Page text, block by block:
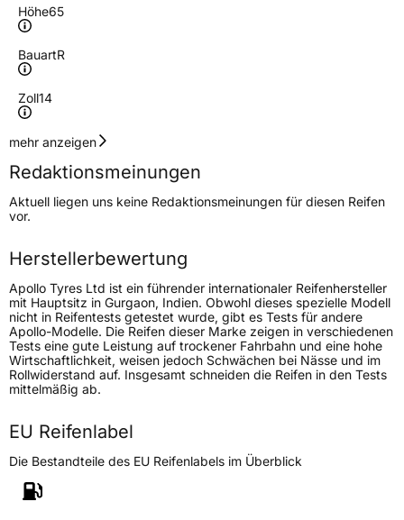
Höhe65
BauartR
Zoll14
Geschwindigkeitsindex
Höchstgeschwindigkeit
190 km/h
Lastindex79
Höchstlast437 kg
Gewicht (in kg) 5,55 kg
Generelle Merkmale
FahrzeugtypPKW
VerwendungSommerreifen
FahrzeugartPKW & SUV
Weitere Eigenschaften
mehr anzeigen
Redaktionsmeinungen
Aktuell liegen uns keine Redaktionsmeinungen für diesen Reifen
vor.
Herstellerbewertung
Apollo Tyres Ltd ist ein führender internationaler Reifenhersteller
mit Hauptsitz in Gurgaon, Indien. Obwohl dieses spezielle Modell
nicht in Reifentests getestet wurde, gibt es Tests für andere
Apollo-Modelle. Die Reifen dieser Marke zeigen in verschiedenen
Tests eine gute Leistung auf trockener Fahrbahn und eine hohe
Wirtschaftlichkeit, weisen jedoch Schwächen bei Nässe und im
Rollwiderstand auf. Insgesamt schneiden die Reifen in den Tests
mittelmäßig ab.
EU Reifenlabel
Die Bestandteile des EU Reifenlabels im Überblick